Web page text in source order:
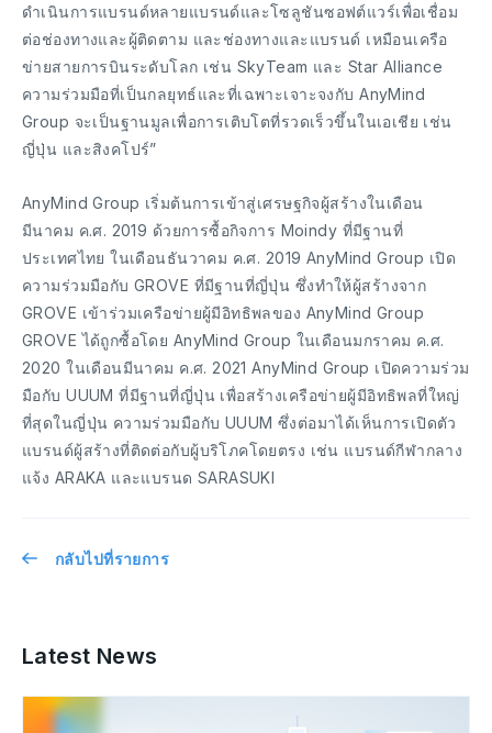
ดำเนินการแบรนด์หลายแบรนด์และโซลูชันซอฟต์แวร์เพื่อเชื่อม
ต่อช่องทางและผู้ติดตาม และช่องทางและแบรนด์ เหมือนเครือ
ข่ายสายการบินระดับโลก เช่น SkyTeam และ Star Alliance
ความร่วมมือที่เป็นกลยุทธ์และที่เฉพาะเจาะจงกับ AnyMind
Group จะเป็นฐานมูลเพื่อการเติบโตที่รวดเร็วขึ้นในเอเชีย เช่น
ญี่ปุ่น และสิงคโปร์”
AnyMind Group เริ่มต้นการเข้าสู่เศรษฐกิจผู้สร้างในเดือน
มีนาคม ค.ศ. 2019 ด้วยการซื้อกิจการ Moindy ที่มีฐานที่
ประเทศไทย ในเดือนธันวาคม ค.ศ. 2019 AnyMind Group เปิด
ความร่วมมือกับ GROVE ที่มีฐานที่ญี่ปุ่น ซึ่งทำให้ผู้สร้างจาก
GROVE เข้าร่วมเครือข่ายผู้มีอิทธิพลของ AnyMind Group
GROVE ได้ถูกซื้อโดย AnyMind Group ในเดือนมกราคม ค.ศ.
2020 ในเดือนมีนาคม ค.ศ. 2021 AnyMind Group เปิดความร่วม
มือกับ UUUM ที่มีฐานที่ญี่ปุ่น เพื่อสร้างเครือข่ายผู้มีอิทธิพลที่ใหญ่
ที่สุดในญี่ปุ่น ความร่วมมือกับ UUUM ซึ่งต่อมาได้เห็นการเปิดตัว
แบรนด์ผู้สร้างที่ติดต่อกับผู้บริโภคโดยตรง เช่น แบรนด์กีฬากลาง
แจ้ง ARAKA และแบรนด SARASUKI
กลับไปที่รายการ
Latest News